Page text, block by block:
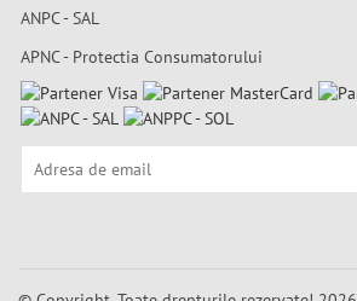
ANPC - SAL
APNC - Protectia Consumatorului